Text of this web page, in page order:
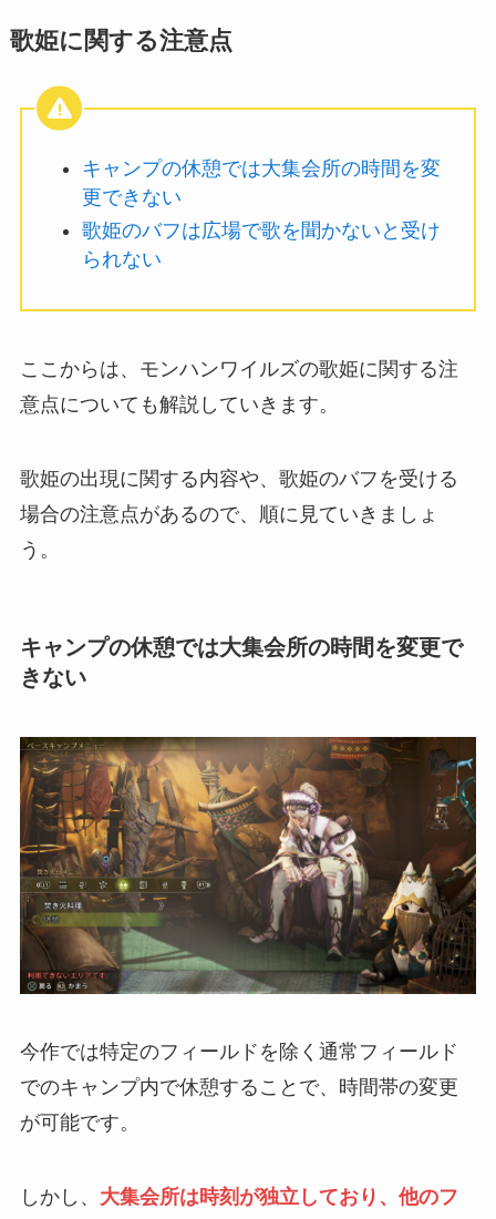
歌姫に関する注意点
キャンプの休憩では大集会所の時間を変
更できない
歌姫のバフは広場で歌を聞かないと受け
られない
ここからは、モンハンワイルズの歌姫に関する注
意点についても解説していきます。
歌姫の出現に関する内容や、歌姫のバフを受ける
場合の注意点があるので、順に見ていきましょ
う。
キャンプの休憩では大集会所の時間を変更で
きない
今作では特定のフィールドを除く通常フィールド
でのキャンプ内で休憩することで、時間帯の変更
が可能です。
しかし、 大集会所は時刻が独立しており、他のフ